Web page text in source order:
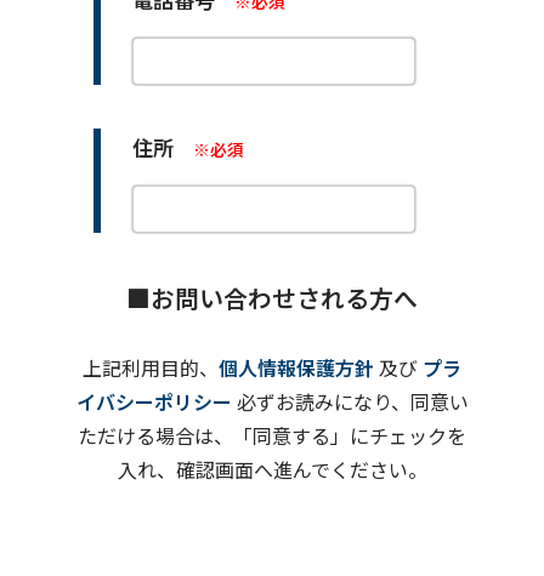
住所 ※必須
■お問い合わせされる方へ
上記利用目的、 個人情報保護方針 及び プラ
イバシーポリシー 必ずお読みになり、同意い
ただける場合は、「同意する」にチェックを
入れ、確認画面へ進んでください。